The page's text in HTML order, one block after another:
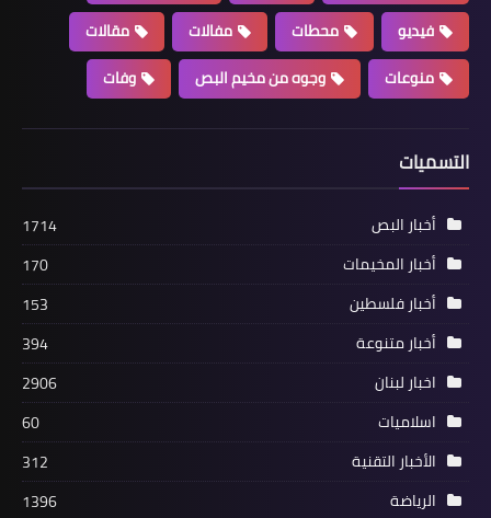
مجلس علماء فلسطين يستقيل وفدا من
حزب الوفاء اللبناني في صيدا
فيديو
محطات مفالات
مقالات
منوعات
وجوه من مخيم البص وفات
التسميات
أخبار البص
1714
أخبار المخيمات
170
أخبار فلسطين
153
أخبار متنوعة
394
اخبار لبنان
2906
اسلاميات
60
الأخبار التقنية
312
الرياضة
1396